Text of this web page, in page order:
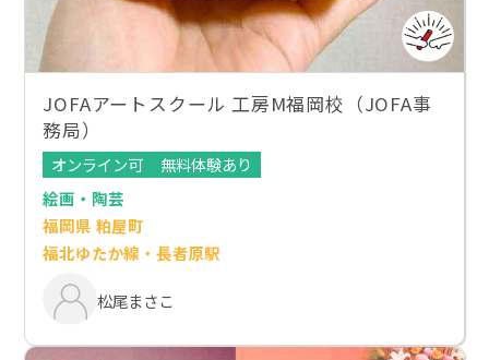
JOFAアートスクール 工房M福岡校（JOFA事
務局）
オンライン可
無料体験あり
絵画・陶芸
福岡県 粕屋町
福北ゆたか線・長者原駅
松尾まさこ